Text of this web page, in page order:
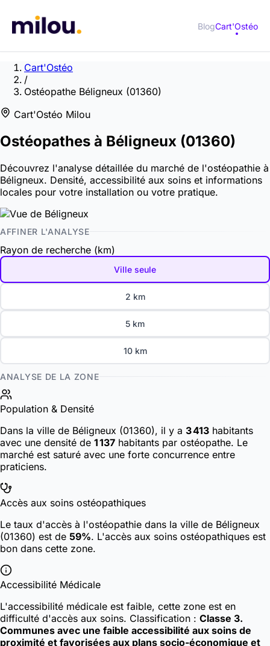
BlogCart'Ostéo
Cart'Ostéo
/
Ostéopathe Béligneux (01360)
Cart'Ostéo Milou
Ostéopathes à Béligneux (01360)
Découvrez l'analyse détaillée du marché de l'ostéopathie à
Béligneux. Densité, accessibilité aux soins et informations
locales pour votre installation ou votre pratique.
AFFINER L'ANALYSE
Rayon de recherche (km)
Ville seule
2 km
5 km
10 km
ANALYSE DE LA ZONE
Population & Densité
Dans la ville de Béligneux (01360), il y a 3 413 habitants
avec une densité de 1 137 habitants par ostéopathe. Le
marché est saturé avec une forte concurrence entre
praticiens.
Accès aux soins ostéopathiques
Le taux d'accès à l'ostéopathie dans la ville de Béligneux
(01360) est de 59%. L'accès aux soins ostéopathiques est
bon dans cette zone.
Accessibilité Médicale
L'accessibilité médicale est faible, cette zone est en
difficulté d'accès aux soins. Classification : Classe 3.
Communes avec une faible accessibilité aux soins de
proximité et favorisées aux plans socio-économique et